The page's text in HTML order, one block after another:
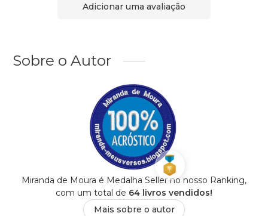
Adicionar uma avaliação
Sobre o Autor
Miranda de Moura é Medalha Seller no nosso Ranking,
com um total de 64 livros vendidos!
Mais sobre o autor